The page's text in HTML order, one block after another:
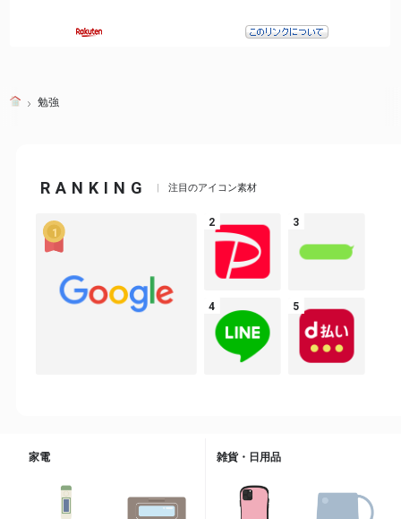
勉強
RANKING 注目のアイコン素材
家電 雑貨・日用品